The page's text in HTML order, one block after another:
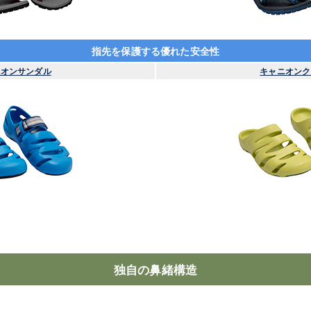
指先を保護する優れた安全性
ンサンダル キャニオン
独自の鼻緒構造